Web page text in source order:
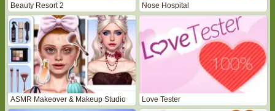
Beauty Resort 2 Nose Hospital
ASMR Makeover & Makeup Studio Love Tester